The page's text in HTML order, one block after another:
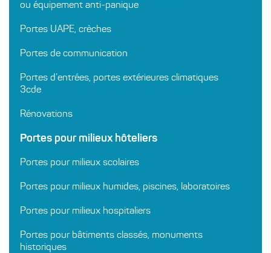
ou équipement anti-panique
Portes UAPE, crèches
Portes de communication
Portes d’entrées, portes extérieures climatiques
3cde
Rénovations
Portes pour milieux hôteliers
Portes pour milieux scolaires
Portes pour milieux humides, piscines, laboratoires
Portes pour milieux hospitaliers
Portes pour bâtiments classés, monuments
historiques